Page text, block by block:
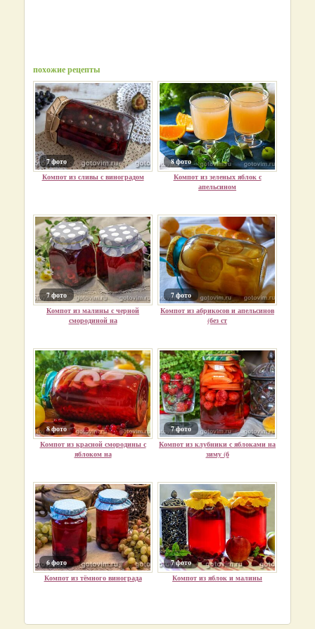
похожие рецепты
7 фото
Компот из сливы с виноградом
8 фото
Компот из зеленых яблок с
апельсином
7 фото
Компот из малины с черной
смородиной на
7 фото
Компот из абрикосов и апельсинов
(без ст
8 фото
Компот из красной смородины с
яблоком на
7 фото
Компот из клубники с яблоками на
зиму (б
6 фото
Компот из тёмного винограда
7 фото
Компот из яблок и малины